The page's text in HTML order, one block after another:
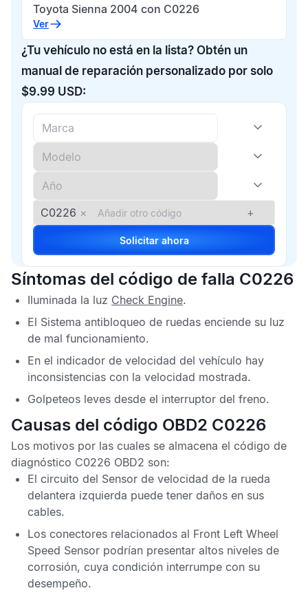
Toyota Sienna 2004 con C0226
Ver
¿Tu vehículo no está en la lista? Obtén un
manual de reparación personalizado por solo
$9.99 USD:
C0226 × +
Solicitar ahora
Síntomas del código de falla C0226
Iluminada la luz Check Engine.
El Sistema antibloqueo de ruedas enciende su luz
de mal funcionamiento.
En el indicador de velocidad del vehículo hay
inconsistencias con la velocidad mostrada.
Golpeteos leves desde el interruptor del freno.
Causas del código OBD2 C0226
Los motivos por las cuales se almacena el código de
diagnóstico C0226 OBD2 son:
El circuito del Sensor de velocidad de la rueda
delantera izquierda puede tener daños en sus
cables.
Los conectores relacionados al Front Left Wheel
Speed Sensor podrían presentar altos niveles de
corrosión, cuya condición interrumpe con su
desempeño.